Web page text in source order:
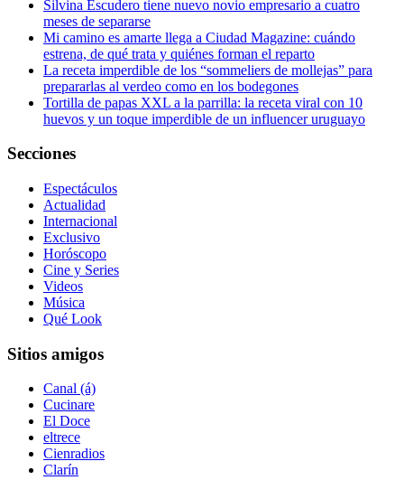
Silvina Escudero tiene nuevo novio empresario a cuatro
meses de separarse
Mi camino es amarte llega a Ciudad Magazine: cuándo
estrena, de qué trata y quiénes forman el reparto
La receta imperdible de los “sommeliers de mollejas” para
prepararlas al verdeo como en los bodegones
Tortilla de papas XXL a la parrilla: la receta viral con 10
huevos y un toque imperdible de un influencer uruguayo
Secciones
Espectáculos
Actualidad
Internacional
Exclusivo
Horóscopo
Cine y Series
Videos
Música
Qué Look
Sitios amigos
Canal (á)
Cucinare
El Doce
eltrece
Cienradios
Clarín